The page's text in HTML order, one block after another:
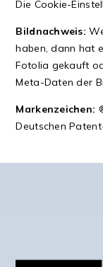
Die Cookie-
Bildnachweis:
haben, dann hat
Fotolia gekauft
Meta-Daten der
Markenzeichen:
Deutschen